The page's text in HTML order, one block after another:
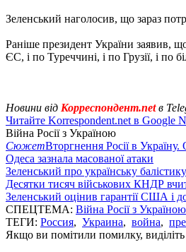
Зеленський наголосив, що зараз
Раніше президент України заявив,
ЄС, і по Туреччині, і по Грузії, і по
Новини від Корреспондент.netв
Читайте Korrespondent.net в Google
Війна Росії з Україною
СюжетВторгнення Росії в
Одеса зазнала масованої атаки
Зеленський про українську
Десятки тисяч військових КНДР
Зеленський оцінив гарантії США і
СПЕЦТЕМА: Війна Росії з Україною
ТЕГИ: Россия, Украина, война,
Якщо ви помітили помилку,